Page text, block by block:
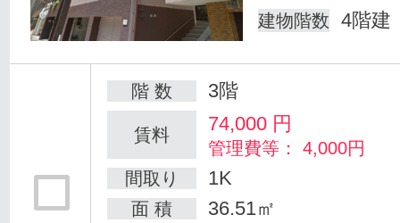
建物階数 4階建
階 数 3階
賃料 74,000 円
管理費等： 4,000円
間取り
1K
面 積 36.51㎡